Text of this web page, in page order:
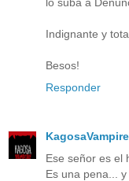
Indignante y
Besos!
Responder
KagosaVampire
Ese señor es el
Es una pena...